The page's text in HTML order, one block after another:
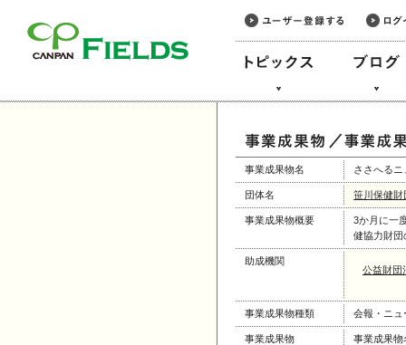
事業成果物名 ささへるニ
団体名 笹川保健財
事業成果物概要
3か月に一
健協力財団
助成機関
公益財団
事業成果物種類 会報・ニュ
事業成果物 事業成果物